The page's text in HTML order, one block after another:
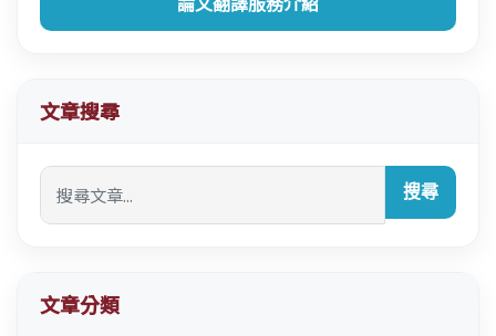
論文翻譯服務介紹
文章搜尋
搜尋
文章分類